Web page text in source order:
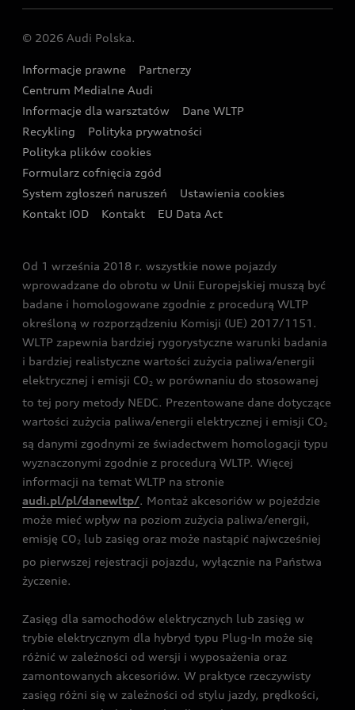
Skonfiguruj swój model z Ekspertem Audi
Wyszukaj najbliższego Partnera Audi
Oferta dla przedsiębiorców
Oferta dla klientów prywatnych
Kalkulator rat
Ubezpieczenie
Audi exclusive
Zasięg
Centrum napraw powypadkowych
Gwarancja
Akcje serwisowe Audi
Katalog online akcesoriów
Audi i Muzeum Sztuki Nowoczesnej w Warszawie
Audi driving experience
Audi quattro Cup
Audi i Puchar Świata w Skokach Narciarskich w
Zakopanem
© 2026 Audi Polska.
Informacje prawne
Partnerzy
Centrum Medialne Audi
Informacje dla warsztatów
Dane WLTP
Recykling
Polityka prywatności
Polityka plików cookies
Formularz cofnięcia zgód
System zgłoszeń naruszeń
Ustawienia cookies
Kontakt IOD
Kontakt EU Data Act
Od 1 września 2018 r. wszystkie nowe pojazdy
wprowadzane do obrotu w Unii Europejskiej muszą być
badane i homologowane zgodnie z procedurą WLTP
określoną w rozporządzeniu Komisji (UE) 2017/1151.
WLTP zapewnia bardziej rygorystyczne warunki badania
i bardziej realistyczne wartości zużycia paliwa/energii
elektrycznej i emisji CO2 w porównaniu do stosowanej
to tej pory metody NEDC. Prezentowane dane dotyczące
wartości zużycia paliwa/energii elektrycznej i emisji CO2
są danymi zgodnymi ze świadectwem homologacji typu
wyznaczonymi zgodnie z procedurą WLTP. Więcej
informacji na temat WLTP na stronie
audi.pl/pl/danewltp/. Montaż akcesoriów w pojeździe
może mieć wpływ na poziom zużycia paliwa/energii,
emisję CO2 lub zasięg oraz może nastąpić najwcześniej
po pierwszej rejestracji pojazdu, wyłącznie na Państwa
życzenie.
Zasięg dla samochodów elektrycznych lub zasięg w
trybie elektrycznym dla hybryd typu Plug-In może się
różnić w zależności od wersji i wyposażenia oraz
zamontowanych akcesoriów. W praktyce rzeczywisty
zasięg różni się w zależności od stylu jazdy, prędkości,